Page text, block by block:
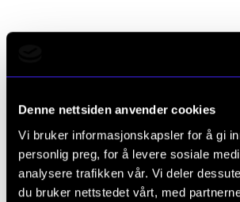
Denne nettsiden anvender cookies
Vi bruker informasjonskapsler for å gi
personlig preg, for å levere sosiale
analysere trafikken vår. Vi deler
du bruker nettstedet vårt, med
De Unges
Thiruchelvam
Fløytisten, komponisten og
Thiruchelvam (f. 1994) fra Bergen